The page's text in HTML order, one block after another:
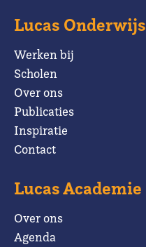
Lucas Onderwijs
Werken bij
Scholen
Over ons
Publicaties
Inspiratie
Contact
Lucas Academie
Over ons
Agenda